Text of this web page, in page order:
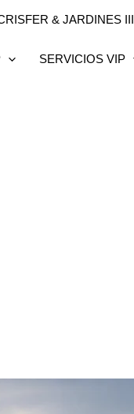
& JARDINES III
SERVICIOS VIP